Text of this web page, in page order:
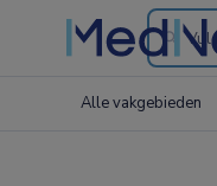
Search
the
Alle vakgebieden